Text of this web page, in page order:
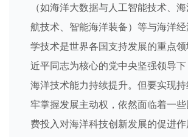
（如海洋大数据与人工智能技术、
航技术、智能海洋装备）等与海洋
学技术是世界各国支持发展的重点领
近平同志为核心的党中央坚强领导
海洋技术能力持续提升。但要实现
牢掌握发展主动权，依然面临着一
费投入对海洋科技创新发展的促进